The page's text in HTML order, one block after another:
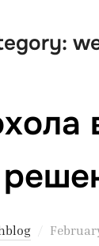
Posted